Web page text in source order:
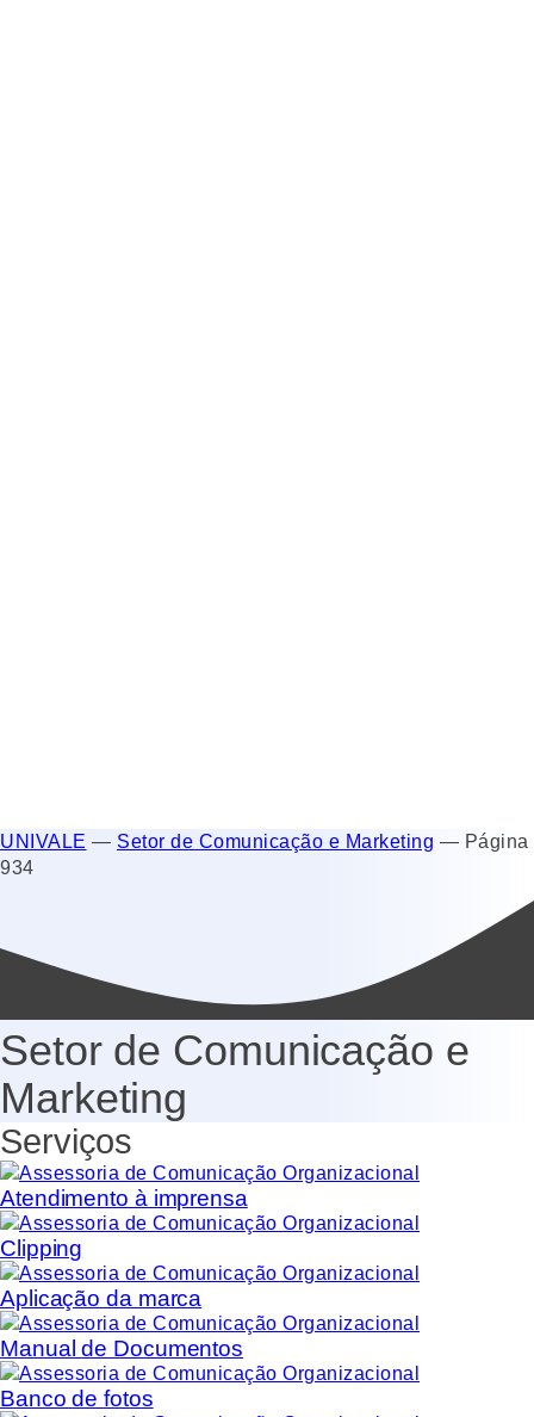
UNIVALE — Setor de Comunicação e Marketing — Página
934
Setor de Comunicação e
Marketing
Serviços
Atendimento à imprensa
Clipping
Aplicação da marca
Manual de Documentos
Banco de fotos